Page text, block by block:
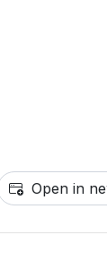
Open in